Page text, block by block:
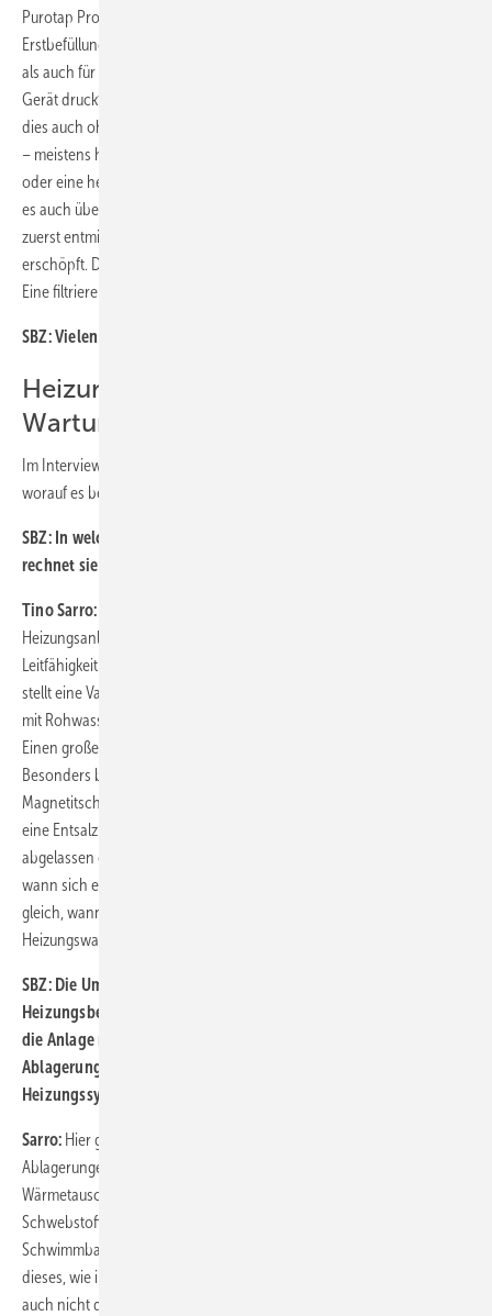
Purotap Profi 25 ein Gerät zur Verfügung, welches sich sowohl für die
Erstbefüllung mit einer sehr hohen Füllgeschwindigkeit von 1500 l/h
als auch für die Umlaufentsalzung eignet. Sofern der Handwerker das
Gerät druckfest mit z. B. Panzerschläuchen angeschlossen hat, kann
dies auch ohne Aufsicht erfolgen. Je nach verwendetem Pumpentyp
– meistens hat der Installateur bereits eine Solar-Füll- und Spülstation
oder eine herkömmliche Jet- oder Heizungsumwälzpumpe – kann er
es auch über Nacht laufen lassen. Entweder ist das Heizungswasser
zuerst entmineralisiert oder die Kapazität des Mischbettharzes
erschöpft. Dann muss am nächsten Tag das Harz gewechselt werden.
Eine filtrierende Wirkung hat es zudem ja immer.
SBZ:Vielen Dank für das informative Gespräch.
Heizungswasser als
Wartungsleistung
Im Interview mit der SBZ erklärt Tino Sarro, Vertriebsleiter Elysator,
worauf es bei der Umlaufentsalzung ankommt.
SBZ: In welchen Anlagen ist eine Umlaufentsalzung sinnvoll bzw.
rechnet sie sich?
Tino Sarro:
Heizungsanlage der salzarme Betrieb, sprich mit einer elektrischen
Leitfähigkeit unter 100 µs/cm als Basis, sinnvoll. Die Umlaufentsalzung
stellt eine Variante der Entsalzung dar, wenn z. B. Neuanlagen bereits
mit Rohwasser befüllt wurden, etwa zur Druckprüfung oder Spülung.
Einen großen Vorteil bietet sie jedoch bei Bestandsanlagen.
Besonders bei Anlagen, welche bereits Probleme durch Bildung von
Magnetitschlamm aufzeigen, da hier mit geringem Montageaufwand
eine Entsalzung erfolgen kann, ohne dass das Systemwasser
abgelassen oder der Betrieb unterbrochen werden muss. Die Frage,
wann sich eine Umlaufentsalzung rechnet, stelle ich mit der Frage
gleich, wann sich eine Heizungswartung rechnet. Oft geht es bei der
Heizungswasseraufbereitung um Prävention oder Problemlösung.
SBZ: Die Umlaufentsalzung erfolgt im laufenden
Heizungsbetrieb. Dadurch muss dieser nicht unterbrochen bzw.
die Anlage nicht entleert werden. Was aber geschieht mit festen
Ablagerungen wie Kalk und Schlamm, die bereits im
Heizungssystem sind und z. B. in den Pumpen haften bleiben?
Sarro: Hier gilt es zu unterscheiden, ob es sich um feste, unlösliche
Ablagerungen handelt, welche an Rohrinnenwänden und
Wärmetauschern bereits zur Belagsbildung geführt haben, oder um
Schwebstoffe wie z. B. Magnetit. Diese werden ähnlich wie bei einem
Schwimmbadsedimentfilter am Mischbettharz zurückgehalten. Da
dieses, wie in unserem Fall, nach Verbrauch entsorgt wird, muss es
auch nicht durch einen zusätzlichen Vorfilter geschützt werden. Eine